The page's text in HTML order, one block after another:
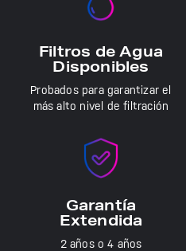
Filtros de Agua
Disponibles
Probados para garantizar el
más alto nivel de filtración
Garantía
Extendida
2 años o 4 años